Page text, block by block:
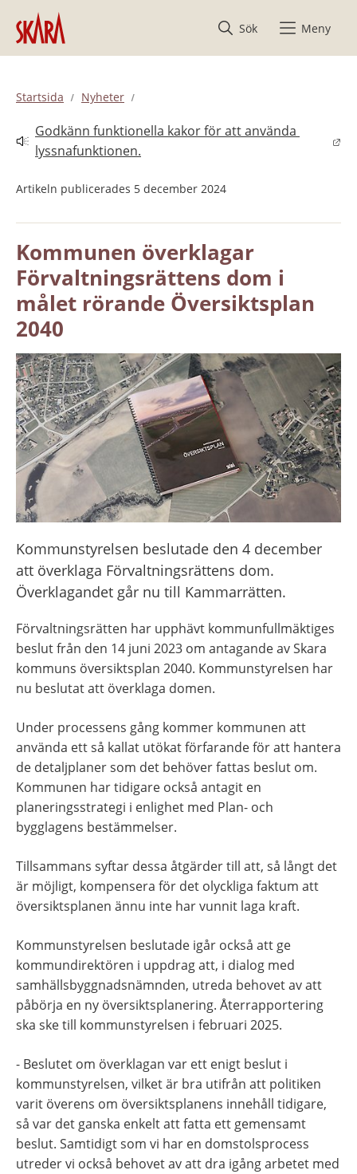
Hoppa till innehåll
Sök
Meny
Startsida Nyheter
Godkänn funktionella kakor för att använda
lyssnafunktionen.
Länk till annan webbplats.
Artikeln publicerades 5 december 2024
Kommunen överklagar
Förvaltningsrättens dom i
målet rörande Översiktsplan
2040
Kommunstyrelsen beslutade den 4 december
att överklaga Förvaltningsrättens dom.
Överklagandet går nu till Kammarrätten.
Förvaltningsrätten har upphävt kommunfullmäktiges
beslut från den 14 juni 2023 om antagande av Skara
kommuns översiktsplan 2040. Kommunstyrelsen har
nu beslutat att överklaga domen.
Under processens gång kommer kommunen att
använda ett så kallat utökat förfarande för att hantera
de detaljplaner som det behöver fattas beslut om.
Kommunen har tidigare också antagit en
planeringsstrategi i enlighet med Plan- och
bygglagens bestämmelser.
Tillsammans syftar dessa åtgärder till att, så långt det
är möjligt, kompensera för det olyckliga faktum att
översiktsplanen ännu inte har vunnit laga kraft.
Kommunstyrelsen beslutade igår också att ge
kommundirektören i uppdrag att, i dialog med
samhällsbyggnadsnämnden, utreda behovet av att
påbörja en ny översiktsplanering. Återrapportering
ska ske till kommunstyrelsen i februari 2025.
- Beslutet om överklagan var ett enigt beslut i
kommunstyrelsen, vilket är bra utifrån att politiken
varit överens om översiktsplanens innehåll tidigare,
så var det ganska enkelt att fatta ett gemensamt
beslut. Samtidigt som vi har en domstolsprocess
utreder vi också behovet av att dra igång arbetet med